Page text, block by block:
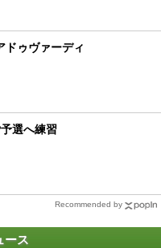
ドゥヴァーディ
選へ練習
Recommended by
ース